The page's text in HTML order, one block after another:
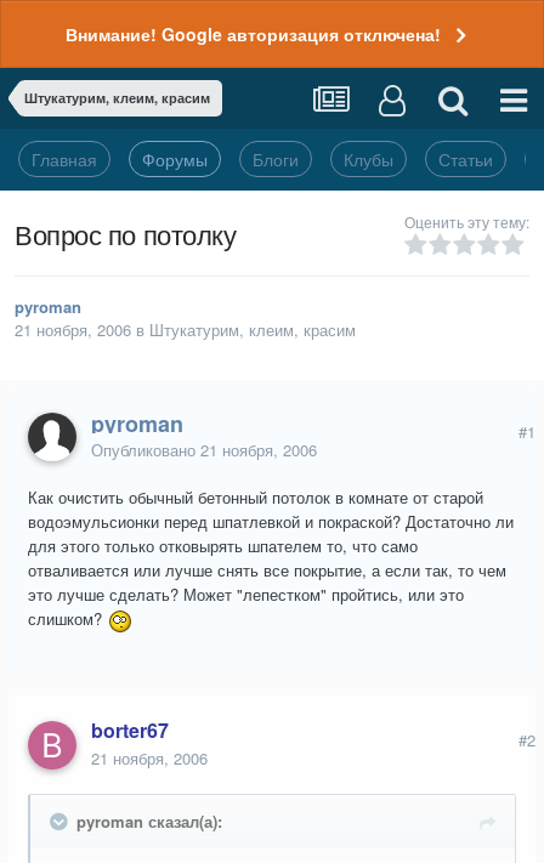
Внимание! Google авторизация отключена!
Штукатурим, клеим, красим
Главная Форумы Блоги Клубы Статьи
Вопрос по потолку Оценить эту тему:
pyroman
21 ноября, 2006 в Штукатурим, клеим, красим
pyroman
Опубликовано 21 ноября, 2006
#1
Как очистить обычный бетонный потолок в комнате от старой
водоэмульсионки перед шпатлевкой и покраской? Достаточно ли
для этого только отковырять шпателем то, что само
отваливается или лучше снять все покрытие, а если так, то чем
это лучше сделать? Может "лепестком" пройтись, или это
слишком?
borter67
21 ноября, 2006
#2
pyroman сказал(а):